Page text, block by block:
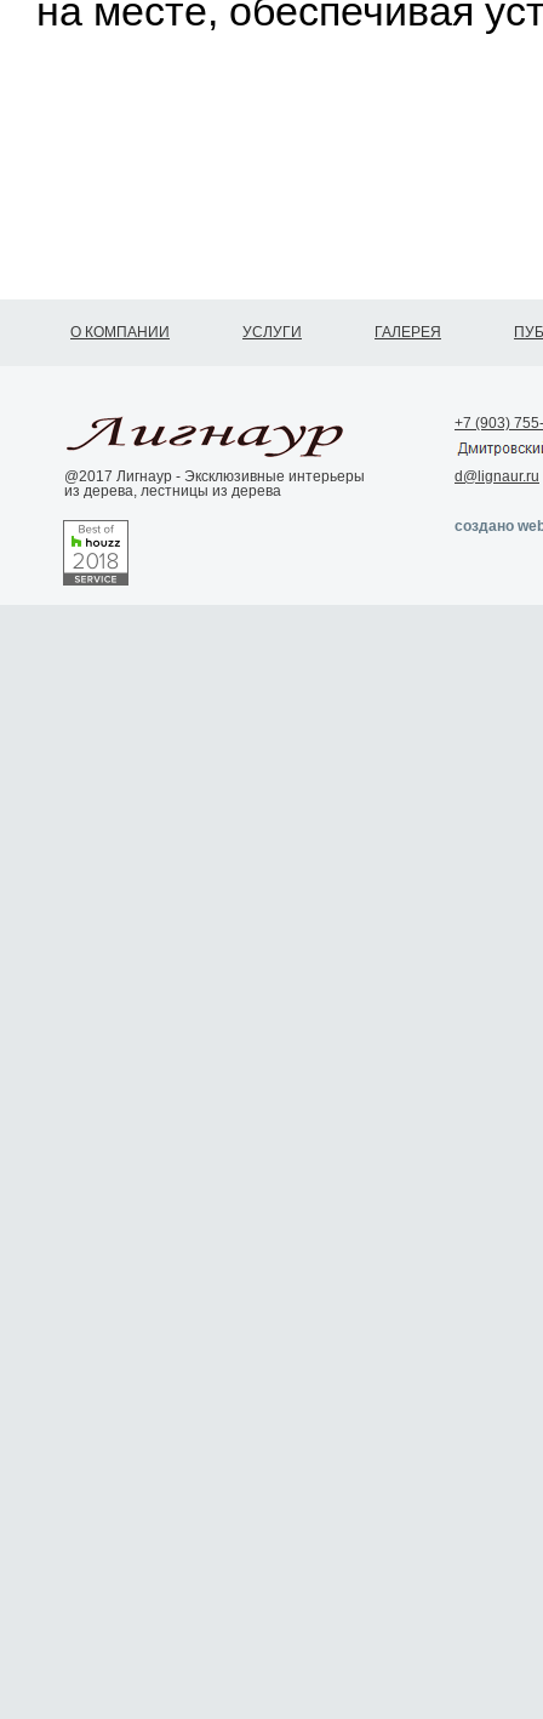
на месте, обеспечивая
О КОМПАНИИ УСЛУГИ ГАЛЕРЕЯ
@2017 Лигнаур - Эксклюзивные интерьеры
из дерева, лестницы из дерева
+7 (903)
d@lignaur.ru
создано